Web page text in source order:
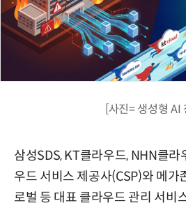
[사진= 생성형 AI
삼성SDS, KT클라우드, NHN클라
우드 서비스 제공사(CSP)와 메가
로벌 등 대표 클라우드 관리 서비